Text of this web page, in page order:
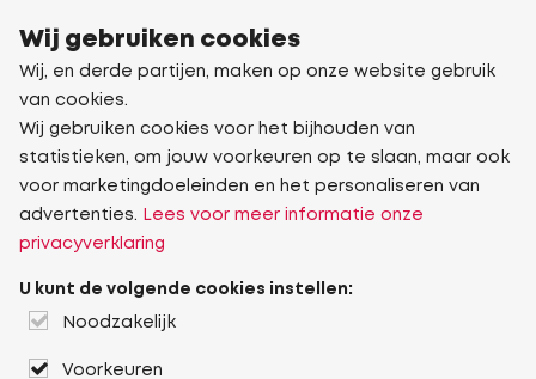
Wij gebruiken cookies
Wij, en derde partijen, maken op onze website gebruik
van cookies.
Wij gebruiken cookies voor het bijhouden van
statistieken, om jouw voorkeuren op te slaan, maar ook
voor marketingdoeleinden en het personaliseren van
advertenties.
Lees voor meer informatie onze
privacyverklaring
U kunt de volgende cookies instellen:
Noodzakelijk
Voorkeuren